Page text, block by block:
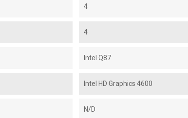
4
4
Intel Q87
Intel HD Graphics 4600
N/D